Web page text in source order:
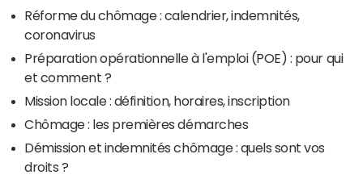
Réforme du chômage : calendrier, indemnités,
coronavirus
Préparation opérationnelle à l'emploi (POE) : pour qui
et comment ?
Mission locale : définition, horaires, inscription
Chômage : les premières démarches
Démission et indemnités chômage : quels sont vos
droits ?